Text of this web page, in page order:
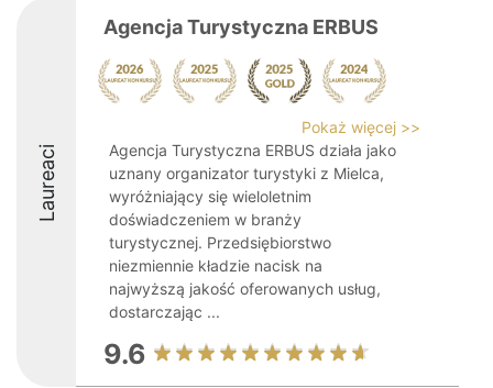
Laureaci
Agencja Turystyczna ERBUS
Pokaż więcej >>
Agencja Turystyczna ERBUS działa jako
uznany organizator turystyki z Mielca,
wyróżniający się wieloletnim
doświadczeniem w branży
turystycznej. Przedsiębiorstwo
niezmiennie kładzie nacisk na
najwyższą jakość oferowanych usług,
dostarczając ...
9.6